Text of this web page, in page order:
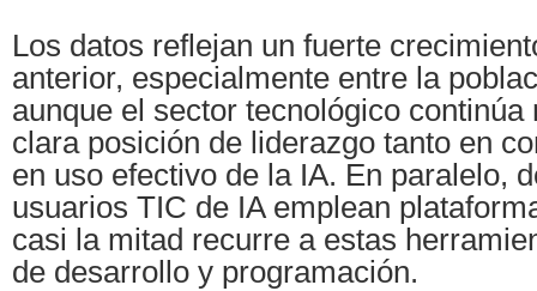
Los datos reflejan un fuerte
anterior, especialmente entre la
aunque el sector tecnológico continúa
clara posición de liderazgo tanto en
en uso efectivo de la IA. En paralelo,
usuarios TIC de IA emplean
casi la mitad recurre a estas
de desarrollo y programación.